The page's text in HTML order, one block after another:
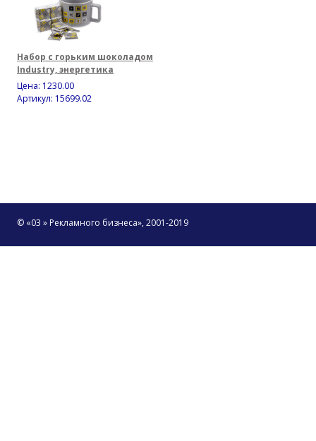
Набор с горьким шоколадом
Industry, энергетика
Цена: 1230.00
Артикул: 15699.02
© «03 » Рекламного бизнеса», 2001-2019